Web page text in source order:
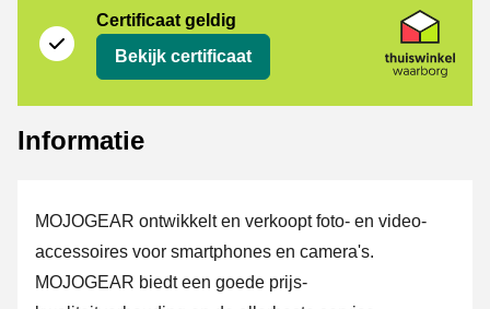
Certificaat geldig
Bekijk certificaat
Informatie
MOJOGEAR ontwikkelt en verkoopt foto- en video-
accessoires voor smartphones en camera's.
MOJOGEAR biedt een goede prijs-